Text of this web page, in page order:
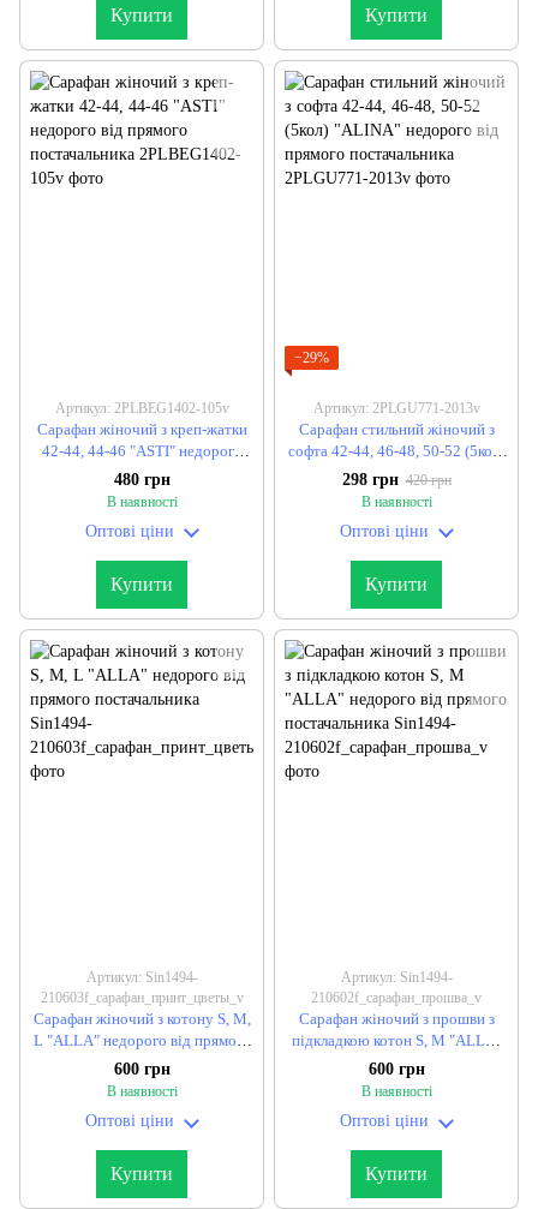
Купити Купити
Артикул: 2PLBEG1402-105v
Сарафан жіночий з креп-жатки
42-44, 44-46 "ASTI" недорого
від прямого постачальника
480 грн
В наявності
Оптові ціни
Купити
−29%
Артикул: 2PLGU771-2013v
Сарафан стильний жіночий з
софта 42-44, 46-48, 50-52 (5кол)
"ALINA" недорого від прямого
постачальника
298 грн 420 грн
В наявності
Оптові ціни
Купити
Артикул: Sin1494-
210603f_сарафан_принт_цветы_v
Сарафан жіночий з котону S, M,
L "ALLA" недорого від прямого
постачальника
600 грн
В наявності
Оптові ціни
Купити
Артикул: Sin1494-
210602f_сарафан_прошва_v
Сарафан жіночий з прошви з
підкладкою котон S, M "ALLA"
недорого від прямого
постачальника
600 грн
В наявності
Оптові ціни
Купити